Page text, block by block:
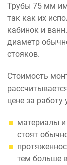
Трубы 75 мм
так как их
кабинок и
диаметр
стояков.
Стоимость
цене за
материалы
стоят
тем больше